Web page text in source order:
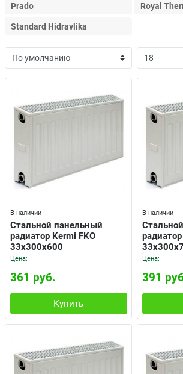
Prado Royal
Standard Hidravlika
В наличии
Cтальной панельный
радиатор Kermi FKO
33x300x600
Цена:
361 руб.
Купить
В наличии
Цена:
391